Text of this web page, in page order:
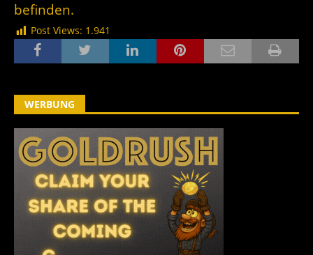
befinden.
Post Views: 1.941
WERBUNG